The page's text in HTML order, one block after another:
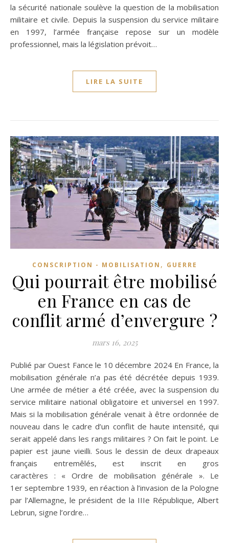
la sécurité nationale soulève la question de la mobilisation
militaire et civile. Depuis la suspension du service militaire
en 1997, l’armée française repose sur un modèle
professionnel, mais la législation prévoit…
LIRE LA SUITE
CONSCRIPTION - MOBILISATION , GUERRE
Qui pourrait être mobilisé
en France en cas de
conflit armé d’envergure ?
mars 16, 2025
Publié par Ouest Fance le 10 décembre 2024 En France, la
mobilisation générale n’a pas été décrétée depuis 1939.
Une armée de métier a été créée, avec la suspension du
service militaire national obligatoire et universel en 1997.
Mais si la mobilisation générale venait à être ordonnée de
nouveau dans le cadre d’un conflit de haute intensité, qui
serait appelé dans les rangs militaires ? On fait le point. Le
papier est jaune vieilli. Sous le dessin de deux drapeaux
français entremêlés, est inscrit en gros
caractères : « Ordre de mobilisation générale ». Le
1er septembre 1939, en réaction à l’invasion de la Pologne
par l’Allemagne, le président de la IIIe République, Albert
Lebrun, signe l’ordre…